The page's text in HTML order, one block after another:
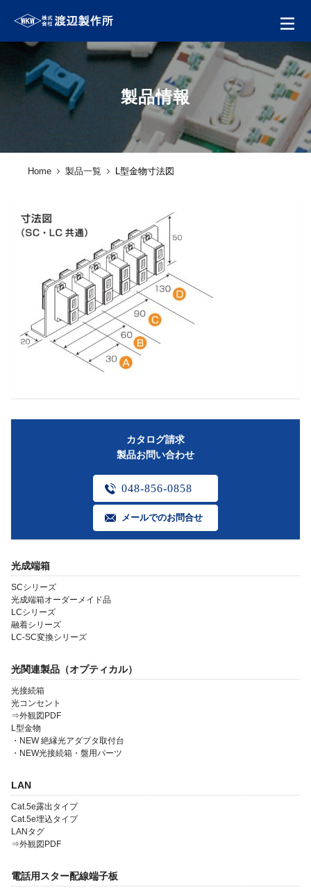
製品情報
Home 製品一覧 L型金物寸法図
カタログ請求
製品お問い合わせ
048-856-0858
メールでのお問合せ
光成端箱
SCシリーズ
光成端箱オーダーメイド品
LCシリーズ
融着シリーズ
LC-SC変換シリーズ
光関連製品（オプティカル）
光接続箱
光コンセント
⇒外観図PDF
L型金物
・NEW 絶縁光アダプタ取付台
・NEW光接続箱・盤用パーツ
LAN
Cat.5e露出タイプ
Cat.5e埋込タイプ
LANタグ
⇒外観図PDF
電話用スター配線端子板